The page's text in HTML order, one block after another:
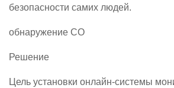
безопасности самих людей.
обнаружение CO
Решение
Цель установки онлайн-системы